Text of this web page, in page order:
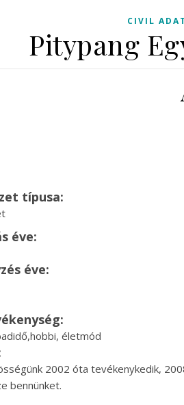
CIVIL
Pitypang
típusa:
éve:
éve:
életmód
2002 óta tevékenykedik,
bennünket.